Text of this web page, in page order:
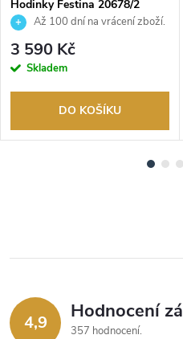
Hodinky Festina 20678/2
Až 100 dní na vrácení zboží.
Autorizovaný prodejce.
3 590 Kč
Skladem
DO KOŠÍKU
4,9 Hodnocení
357 hodnocení